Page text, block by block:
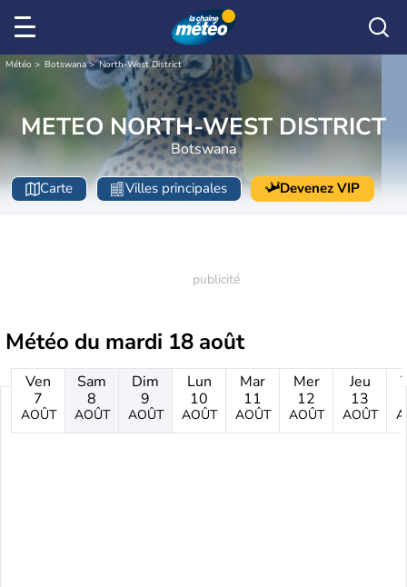
Météo Botswana North-West District
METEO NORTH-WEST DISTRICT
Botswana
Carte Villes principales Devenez VIP
Météo du mardi 18 août
Ven
7
AOÛT
Sam
8
AOÛT
Dim
9
AOÛT
Lun
10
AOÛT
Mar
11
AOÛT
Mer
12
AOÛT
Jeu
13
AOÛT